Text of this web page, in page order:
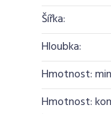
Šířka:
Hloubka:
Hmotnost:
Hmotnost: